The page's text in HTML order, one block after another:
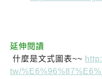
延伸閱讀
什麼是文式圖表~~
tw/